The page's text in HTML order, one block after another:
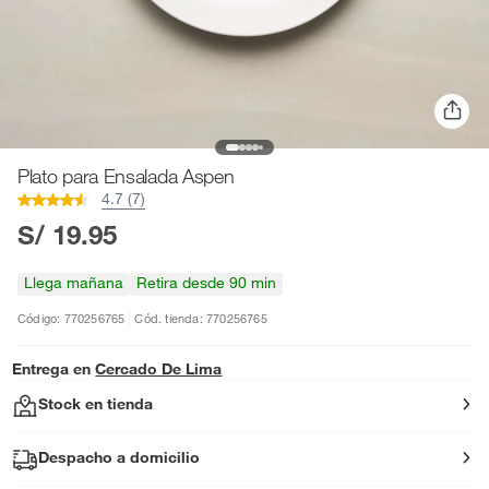
Plato para Ensalada Aspen
4.7 (7)
S/ 19.95
Llega mañana Retira desde 90 min
Código: 770256765 Cód. tienda: 770256765
Entrega en Cercado De Lima
Stock en tienda
Despacho a domicilio